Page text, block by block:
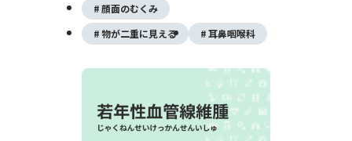
顔面のむくみ
物が二重に見える
耳鼻咽喉科